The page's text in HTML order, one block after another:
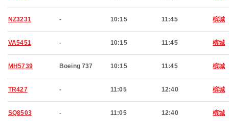
NZ3231 - 10:15 11:45 槟城
VA5451 - 10:15 11:45 槟城
MH5739 Boeing 737 10:15 11:45 槟城
TR427 - 11:05 12:40 槟城
SQ8503 - 11:05 12:40 槟城